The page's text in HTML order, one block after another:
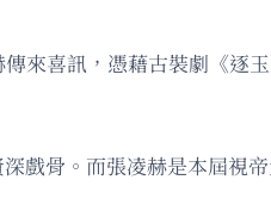
來喜訊，憑藉古裝劇《逐
戲骨。而張凌赫是本屆視